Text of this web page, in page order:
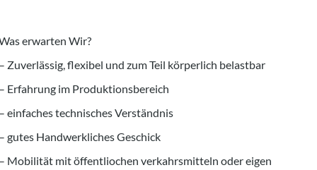
erwarten Wir?
Zuverlässig, flexibel und zum Teil körperlich belastbar
Erfahrung im Produktionsbereich
einfaches technisches Verständnis
gutes Handwerkliches Geschick
Mobilität mit öffentliochen verkahrsmitteln oder eigen